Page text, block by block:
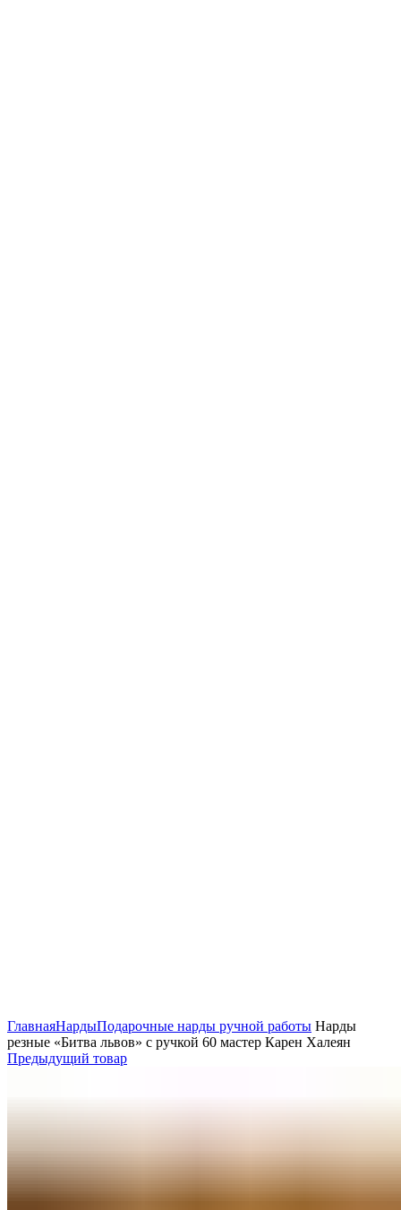
ГлавнаяНардыПодарочные нарды ручной работы Нарды
резные «Битва львов» с ручкой 60 мастер Карен Халеян
Предыдущий товар